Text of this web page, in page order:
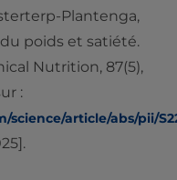
Plantenga,
poids et satiété.
Nutrition, 87(5),
:
article/abs/pii/